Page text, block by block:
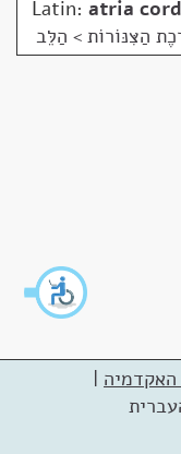
Latin: atria
הַצִּנּוֹרוֹת > הַלֵּב
האקדמיה |